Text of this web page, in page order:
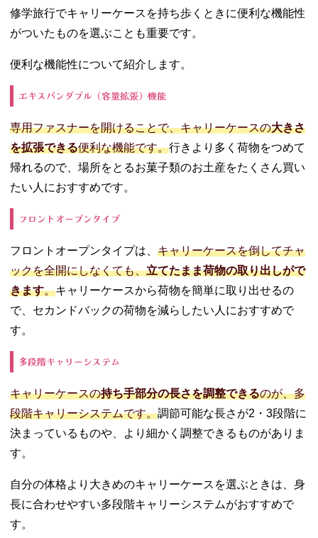
修学旅行でキャリーケースを持ち歩くときに便利な機能性
がついたものを選ぶことも重要です。
便利な機能性について紹介します。
エキスパンダブル（容量拡張）機能
専用ファスナーを開けることで、キャリーケースの大きさ
を拡張できる便利な機能です。行きより多く荷物をつめて
帰れるので、場所をとるお菓子類のお土産をたくさん買い
たい人におすすめです。
フロントオープンタイプ
フロントオープンタイプは、 キャリーケースを倒してチャ
ックを全開にしなくても、立てたまま荷物の取り出しがで
きます。キャリーケースから荷物を簡単に取り出せるの
で、セカンドバックの荷物を減らしたい人におすすめで
す。
多段階キャリーシステム
キャリーケースの持ち手部分の長さを調整できるのが、多
段階キャリーシステムです。調節可能な長さが2・3段階に
決まっているものや、より細かく調整できるものがありま
す。
自分の体格より大きめのキャリーケースを選ぶときは、身
長に合わせやすい多段階キャリーシステムがおすすめで
す。